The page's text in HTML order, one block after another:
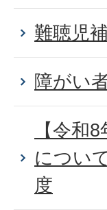
難聴児
障がい
【令和
につい
度